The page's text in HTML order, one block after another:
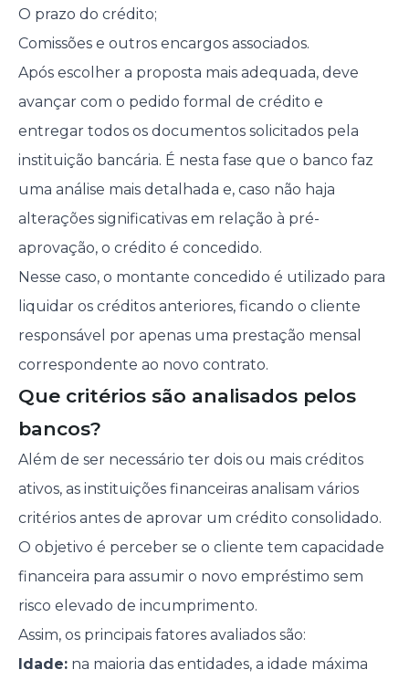
O prazo do crédito;
Comissões e outros encargos associados.
Após escolher a proposta mais adequada, deve
avançar com o pedido formal de crédito e
entregar todos os documentos solicitados pela
instituição bancária. É nesta fase que o banco faz
uma análise mais detalhada e, caso não haja
alterações significativas em relação à pré-
aprovação, o crédito é concedido.
Nesse caso, o montante concedido é utilizado para
liquidar os créditos anteriores, ficando o cliente
responsável por apenas uma prestação mensal
correspondente ao novo contrato.
Que critérios são analisados pelos
bancos?
Além de ser necessário ter dois ou mais créditos
ativos, as instituições financeiras analisam vários
critérios antes de aprovar um crédito consolidado.
O objetivo é perceber se o cliente tem capacidade
financeira para assumir o novo empréstimo sem
risco elevado de incumprimento.
Assim, os principais fatores avaliados são:
Idade:na maioria das entidades, a idade máxima